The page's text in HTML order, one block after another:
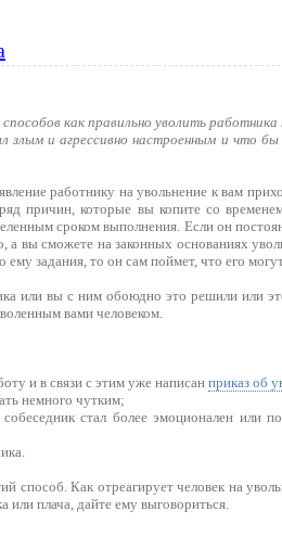
как правильно уволить
злым и агрессивно настроенным и что
работнику на увольнение к вам
причин, которые вы копите со
сроком выполнения. Если он
а вы сможете на законных основаниях
задания, то он сам поймет, что его
или вы с ним обоюдно это решили или
вами человеком.
и в связи с этим уже написан приказ об
немного чутким;
стал более эмоционален или
способ. Как отреагирует человек на
или плача, дайте ему выговориться.